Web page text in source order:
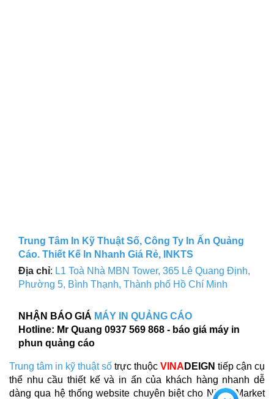
Trung Tâm In Kỹ Thuật Số, Công Ty In Ấn Quảng
Cáo. Thiết Kế In Nhanh Giá Rẻ, INKTS
Địa chỉ: L1 Toà Nhà MBN Tower, 365 Lê Quang Định,
Phường 5, Bình Thạnh, Thành phố Hồ Chí Minh
NHẬN BÁO GIÁ MÁY IN QUẢNG CÁO
Hotline: Mr Quang 0937 569 868 - báo giá máy in
phun quảng cáo
Trung tâm in kỹ thuật số trực thuộc VINA DEIGN tiếp cận cụ
thể nhu cầu thiết kế và in ấn của khách hàng nhanh dễ
dàng qua hệ thống website chuyên biệt cho Niche Market